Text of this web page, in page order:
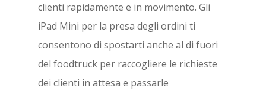
clienti rapidamente e in movimento. Gli
iPad Mini per la presa degli ordini ti
consentono di spostarti anche al di fuori
del foodtruck per raccogliere le richieste
dei clienti in attesa e passarle
Ghost-kitchen
Franchising/Catene
Negozi cannabis light